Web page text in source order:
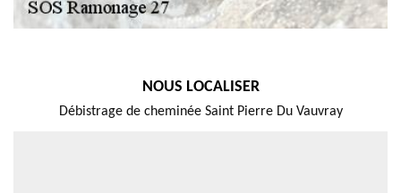
NOUS LOCALISER
Débistrage de cheminée Saint Pierre Du Vauvray